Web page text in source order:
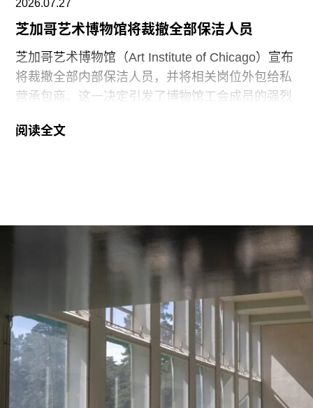
化区还包括阿布扎比卢浮宫（Louvre Abu
2026.07.27
芝加哥艺术博物馆将裁撤全部保洁人员
芝加哥艺术博物馆（Art Institute of Chicago）宣布
将裁撤全部内部保洁人员，并将相关岗位外包给私
营承包商。这一决定引发了博物馆工会成员的强烈
年。这批员工的最后工作日为8月14日。馆方表
示，这些员工可向即将接手的私营承包商重新申请
工会成员要求博物馆撤销这一决定，并发起请愿活
动，要求恢复保洁员工的职位。AICWU表示，截至
7月21日，请愿书已获得超过1900个签名。芝加哥
艺术学院一位发言人在接受《芝加哥太阳时报》采
访时表示：“芝加哥艺术学院高度重视每一位员工，
我们也非常感谢保洁团队每天付出的重要工作。我
阅读全文